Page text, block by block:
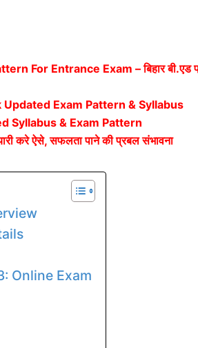
For Entrance Exam – बिहार बी.एड
Exam Pattern & Syllabus
Syllabus & Exam Pattern
करे ऐसे, सफलता पाने की प्रबल संभावना
Online Exam